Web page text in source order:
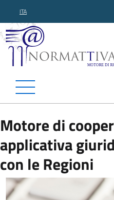
ITA
Normattiva
Motore di
applicativa
con le Regioni